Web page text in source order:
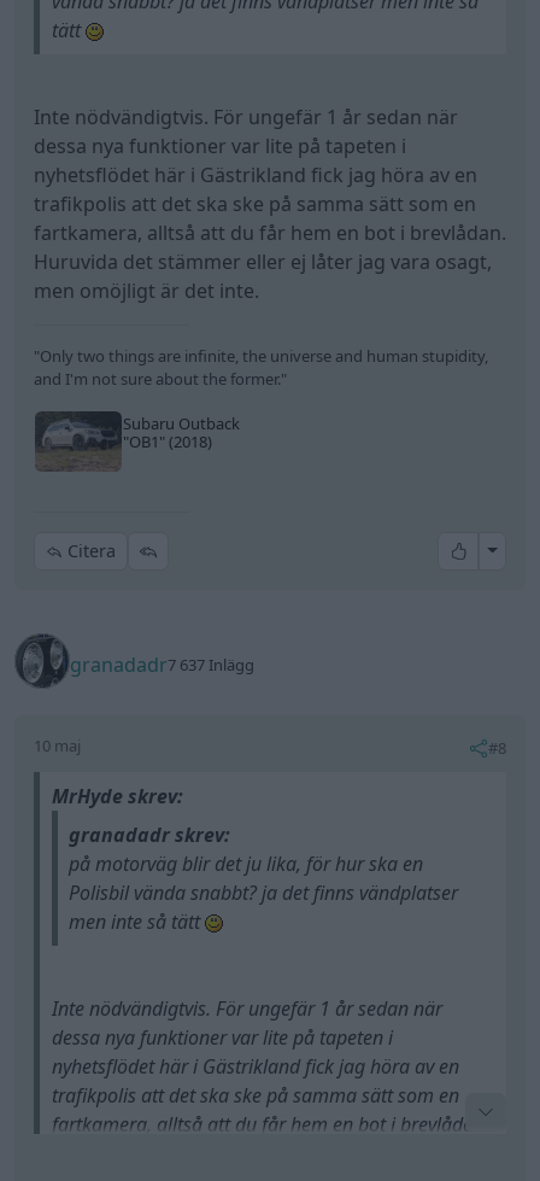
tätt
Inte nödvändigtvis. För ungefär 1 år sedan när
dessa nya funktioner var lite på tapeten i
nyhetsflödet här i Gästrikland fick jag höra av en
trafikpolis att det ska ske på samma sätt som en
fartkamera, alltså att du får hem en bot i brevlådan.
Huruvida det stämmer eller ej låter jag vara osagt,
men omöjligt är det inte.
"Only two things are infinite, the universe and human stupidity,
and I'm not sure about the former."
Subaru Outback
"OB1"(2018)
Citera All
granadadr7 637 Inlägg
10 maj #8
MrHyde skrev:
granadadr skrev:
på motorväg blir det ju lika, för hur ska en
Polisbil vända snabbt? ja det finns vändplatser
men inte så tätt
Inte nödvändigtvis. För ungefär 1 år sedan när
dessa nya funktioner var lite på tapeten i
nyhetsflödet här i Gästrikland fick jag höra av en
trafikpolis att det ska ske på samma sätt som en
fartkamera, alltså att du får hem en bot i brevlådan.